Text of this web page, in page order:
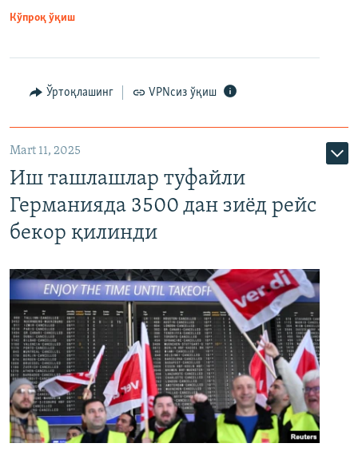
Кўпроқ ўқиш
Ўртоқлашинг VPNсиз ўқиш
Mart 11, 2025
Иш ташлашлар туфайли
Германияда 3500 дан зиёд рейс
бекор қилинди